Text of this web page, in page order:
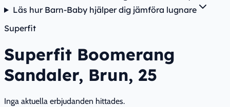
Läs hur Barn-Baby hjälper dig jämföra lugnare
Superfit
Superfit Boomerang
Sandaler, Brun, 25
Inga aktuella erbjudanden hittades.